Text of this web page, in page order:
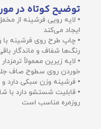
توضیح کوتاه در
• لایه رویی فرشینه از
ایجاد می‌کند
• چاپ طرح روی فرشینه با
رنگ‌ها شفاف و ماندگار
• لایه زیرین معمولاً
خوردن روی سطوح صاف
• فرشینه وزن سبکی دارد
• قابلیت شستشو دارد با
روزمره مناسب است